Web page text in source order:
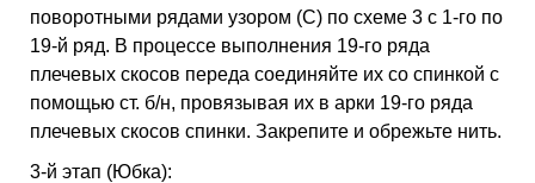
поворотными рядами узором (C) по схеме 3 с 1-го по
19-й ряд. В процессе выполнения 19-го ряда
плечевых скосов переда соединяйте их со спинкой с
помощью ст. б/н, провязывая их в арки 19-го ряда
плечевых скосов спинки. Закрепите и обрежьте нить.
3-й этап (Юбка):